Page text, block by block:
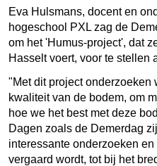
Eva Hulsmans, docent en
hogeschool PXL zag de
om het 'Humus-project', dat
Hasselt voert, voor te stellen
"Met dit project onderzoeken
kwaliteit van de bodem, om
hoe we het best met deze
Dagen zoals de Demerdag
interessante onderzoeken
vergaard wordt, tot bij het